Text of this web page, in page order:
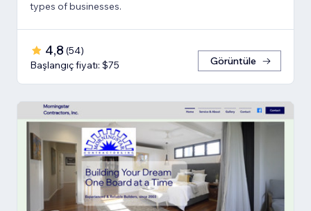
types of businesses.
4,8 (54)
Başlangıç fiyatı: $75
Görüntüle